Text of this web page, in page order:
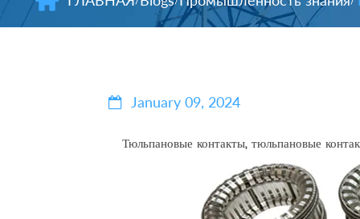
January 09, 2024
Тюльпановые контакты, тюльпановые